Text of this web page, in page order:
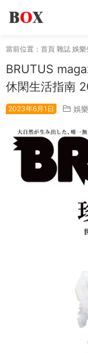
當前位置： 首頁 雜誌 娛樂
BRUTUS
休閑生活指南
2023年6月1日 娛